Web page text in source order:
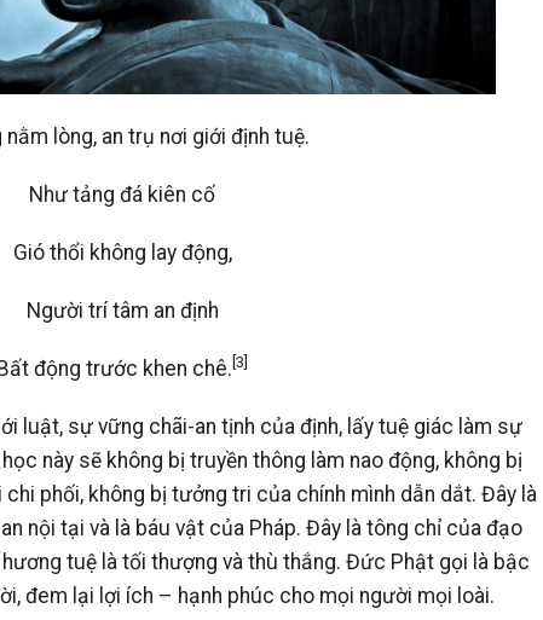
lòng, an trụ nơi giới định tuệ.
Như tảng đá kiên cố
Gió thổi không lay động,
Người trí tâm an định
động trước khen chê. [3]
luật, sự vững chãi-an tịnh của định, lấy tuệ giác làm sự
này sẽ không bị truyền thông làm nao động, không bị
phối, không bị tưởng tri của chính mình dẫn dắt. Đây là
nội tại và là báu vật của Pháp. Đây là tông chỉ của đạo
tuệ là tối thượng và thù thắng. Đức Phật gọi là bậc
đem lại lợi ích – hạnh phúc cho mọi người mọi loài.